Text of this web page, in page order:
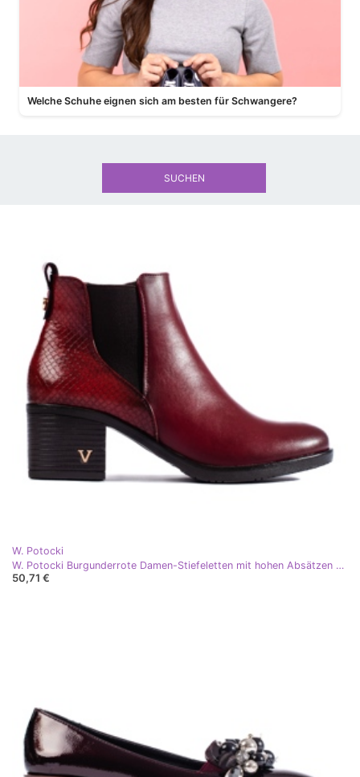
Welche Schuhe eignen sich am besten für Schwangere?
W. Potocki
W. Potocki Burgunderrote Damen-Stiefeletten mit hohen Absätzen von Potocki
50,71 €
SUCHEN